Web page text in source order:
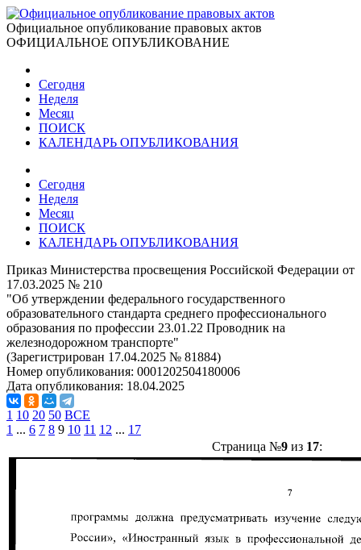
Официальное опубликование правовых актов
ОФИЦИАЛЬНОЕ ОПУБЛИКОВАНИЕ
Сегодня
Неделя
Месяц
ПОИСК
КАЛЕНДАРЬ ОПУБЛИКОВАНИЯ
Сегодня
Неделя
Месяц
ПОИСК
КАЛЕНДАРЬ ОПУБЛИКОВАНИЯ
Приказ Министерства просвещения Российской Федерации от
17.03.2025 № 210
"Об утверждении федерального государственного
образовательного стандарта среднего профессионального
образования по профессии 23.01.22 Проводник на
железнодорожном транспорте"
(Зарегистрирован 17.04.2025 № 81884)
Номер опубликования: 0001202504180006
Дата опубликования: 18.04.2025
1 10 20 50 ВСЕ
1 ... 6 7 8 9 10 11 12 ... 17
Страница №9из 17: